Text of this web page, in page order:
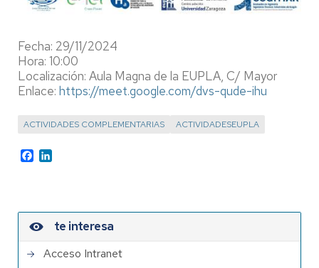
Fecha: 29/11/2024
Hora: 10:00
Localización: Aula Magna de la EUPLA, C/ Mayor
Enlace: https://meet.google.com/dvs-qude-ihu
ACTIVIDADES COMPLEMENTARIAS ACTIVIDADESEUPLA
Facebook
te interesa
Acceso Intranet